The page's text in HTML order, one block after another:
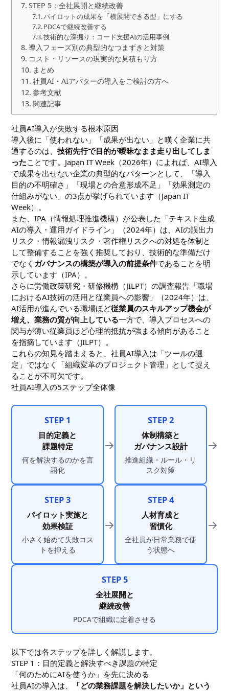
STEP 5：全社展開と継続改善
パイロットの成果を「横展開できる型」にする
PDCAで継続改善する
技術的な深掘り：コード支援AIの活用事例
導入フェーズ別の典型的なつまずきと対策
コスト・リソースの現実的な見積もり方
まとめ
社員AI・AIアバターの導入をご検討の方へ
参考文献
関連記事
社員AI導入が失敗する根本原因
導入後に「使われない」「成果が出ない」と嘆く企業に共
通するのは、技術先行で目的が曖昧なまま走り出してしま
ったことです。Japan IT Week（2026年）によれば、AI導入
で成果を出せない企業の典型的なパターンとして、「導入
目的の不明確さ」「現場との合意形成不足」「効果測定の
仕組みがない」の3点が挙げられています（Japan IT
Week）。
また、IPA（情報処理推進機構）が公表した「テキスト生成
AIの導入・運用ガイドライン」（2024年）は、AIの誤出力
リスク・情報漏洩リスク・著作権リスクへの対処を体制と
して整備することを強く推奨しており、技術的な準備だけ
でなく ガバナンスの構築が導入の前提条件であることを明
示しています（IPA）。
さらに労働政策研究・研修機構（JILPT）の調査報告「職場
におけるAI技術の活用と従業員への影響」（2024年）は、
AI活用が進んでいる職場ほど従業員のスキルアップ機会が
増え、業務の質が向上している一方で、導入プロセスへの
関与が薄い従業員ほど心理的抵抗が強まる傾向があること
を指摘しています（JILPT）。
これらの知見を踏まえると、社員AI導入は「ツールの選
定」ではなく「組織変革のプロジェクト管理」として捉え
ることが不可欠です。
社員AI導入の5ステップ全体像
STEP 1
目的定義と
課題特定
何を解決するのかを言
語化
→
STEP 2
体制構築と
ガバナンス設計
推進組織・ルール・リ
スク対策
→
STEP 3
パイロット実施と
効果検証
小さく始めて失敗コス
トを抑える
→
STEP 4
人材育成と
習慣化
全社員が日常業務で使
う状態へ
→
STEP 5
全社展開と
継続改善
PDCAで組織に定着させる
以下では各ステップを詳しく解説します。
STEP 1：目的定義と解決すべき課題の特定
「何のためにAIを使うか」を先に決める
社員AIの導入は、
「どの業務課題を解決したいか」という